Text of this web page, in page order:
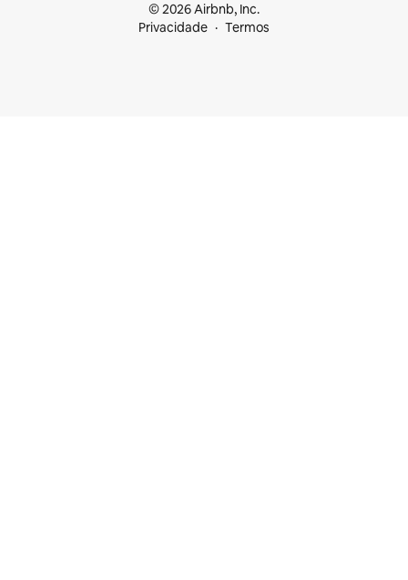
© 2026 Airbnb, Inc.
Privacidade
Termos